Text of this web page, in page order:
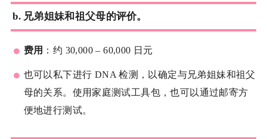
b. 兄弟姐妹和祖父母的评价。
费用 ：约 30,000 – 60,000 日元
也可以私下进行 DNA 检测，以确定与兄弟姐妹和祖父
母的关系。使用家庭测试工具包，也可以通过邮寄方
便地进行测试。